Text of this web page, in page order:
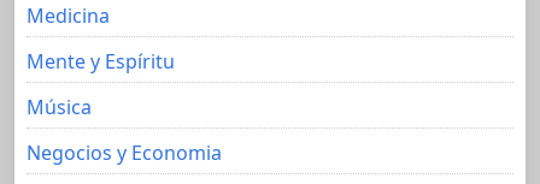
Medicina
Mente y Espíritu
Música
Negocios y Economia